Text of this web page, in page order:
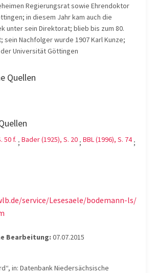
Regierungsrat sowie Ehrendoktor
in diesem Jahr kam auch die
unter sein Direktorat; blieb bis zum 80.
sein Nachfolger wurde 1907 Karl Kunze;
Universität Göttingen
Quellen
50 f. ; Bader (1925), S. 20 ; BBL (1996), S. 74 ;
service/Lesesaele/bodemann-ls/
Bearbeitung: 07.07.2015
in: Datenbank Niedersächsische